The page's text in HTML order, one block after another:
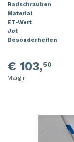
Radschrauben
Material
ET-Wert
Jot
Besonderheiten
€ 103,50
Margin